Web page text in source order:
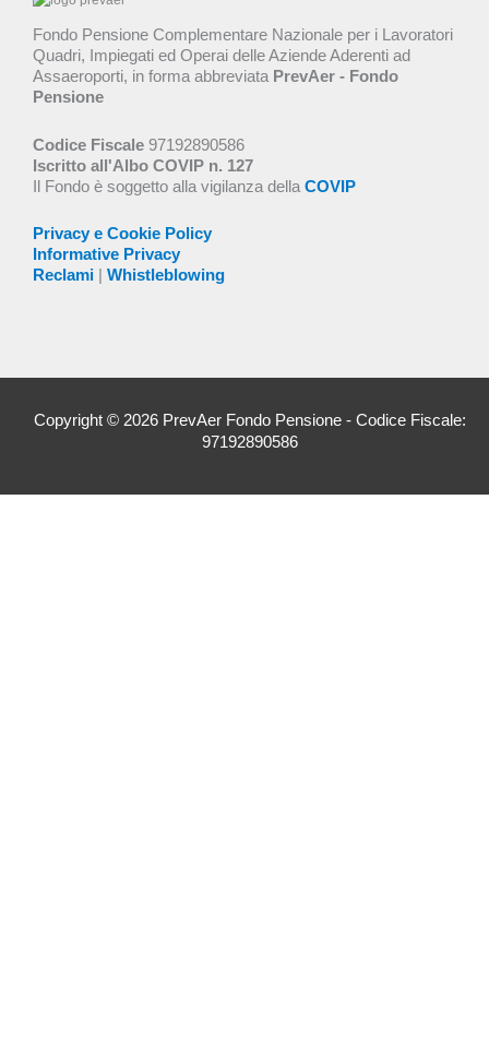
Fondo Pensione Complementare Nazionale per i Lavoratori
Quadri, Impiegati ed Operai delle Aziende Aderenti ad
Assaeroporti, in forma abbreviata PrevAer - Fondo
Pensione
Codice Fiscale 97192890586
Iscritto all'Albo COVIP n. 127
Il Fondo è soggetto alla vigilanza della COVIP
Privacy e Cookie Policy
Informative Privacy
Reclami | Whistleblowing
Copyright © 2026 PrevAer Fondo Pensione - Codice Fiscale:
97192890586